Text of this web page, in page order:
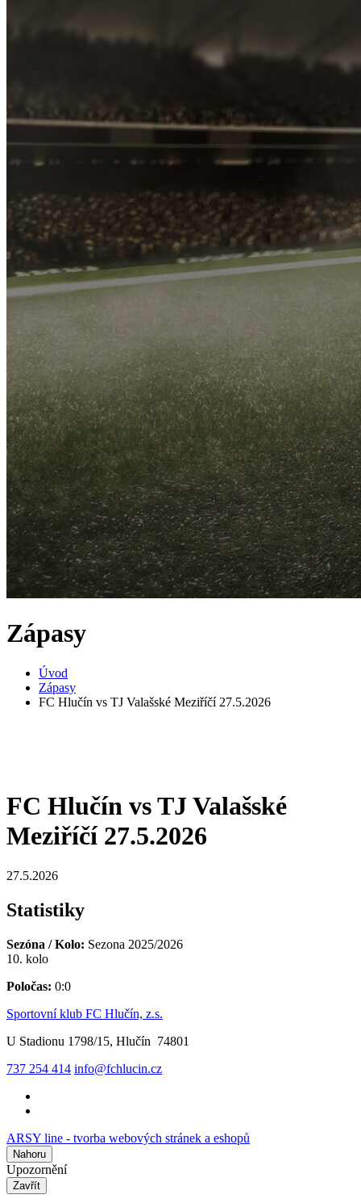
Zápasy
Úvod
Zápasy
FC Hlučín vs TJ Valašské Meziříčí 27.5.2026
FC Hlučín vs TJ Valašské
Meziříčí 27.5.2026
27.5.2026
Statistiky
Sezóna / Kolo: Sezona 2025/2026
10. kolo
Poločas: 0:0
Sportovní klub FC Hlučín, z.s.
U Stadionu 1798/15, Hlučín 74801
737 254 414 info@fchlucin.cz
ARSY line - tvorba webových stránek a eshopů
Nahoru
Upozornění
Zavřít